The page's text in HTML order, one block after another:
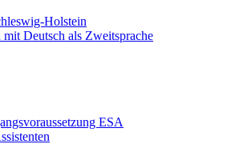
Holstein
Deutsch als Zweitsprache
ESA